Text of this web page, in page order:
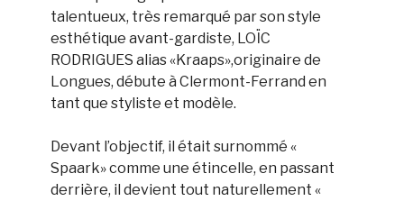
talentueux, très remarqué par son style
esthétique avant-gardiste, LOÏC
RODRIGUES alias «Kraaps»,originaire de
Longues, débute à Clermont-Ferrand en
tant que styliste et modèle.
Devant l’objectif, il était surnommé «
Spaark» comme une étincelle, en passant
derrière, il devient tout naturellement «